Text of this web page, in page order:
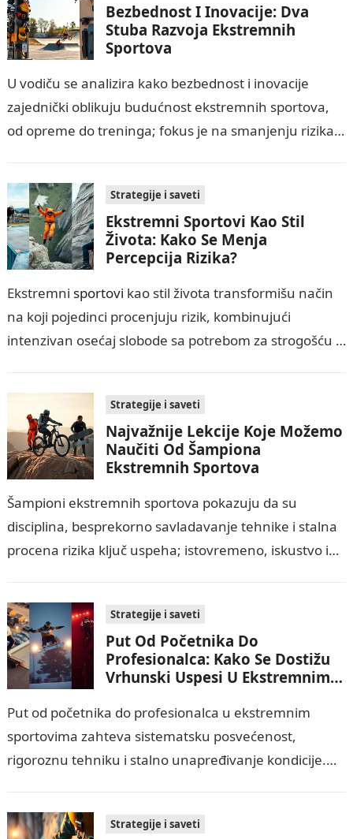
Bezbednost I Inovacije: Dva
Stuba Razvoja Ekstremnih
Sportova
U vodiču se analizira kako bezbednost i inovacije
zajednički oblikuju budućnost ekstremnih sportova,
od opreme do treninga; fokus je na smanjenju rizika
Strategije i saveti
Ekstremni Sportovi Kao Stil
Života: Kako Se Menja
Percepcija Rizika?
Ekstremni sportovi kao stil života transformišu način
na koji pojedinci procenjuju rizik, kombinujući
intenzivan osećaj slobode sa potrebom za strogošću u
Strategije i saveti
Najvažnije Lekcije Koje Možemo
Naučiti Od Šampiona
Ekstremnih Sportova
Šampioni ekstremnih sportova pokazuju da su
disciplina, besprekorno savladavanje tehnike i stalna
procena rizika ključ uspeha; istovremeno, iskustvo i
Strategije i saveti
Put Od Početnika Do
Profesionalca: Kako Se Dostižu
Vrhunski Uspesi U Ekstremnim
Put od početnika do profesionalca u ekstremnim
sportovima zahteva sistematsku posvećenost,
rigoroznu tehniku i stalno unapređivanje kondicije.
Strategije i saveti